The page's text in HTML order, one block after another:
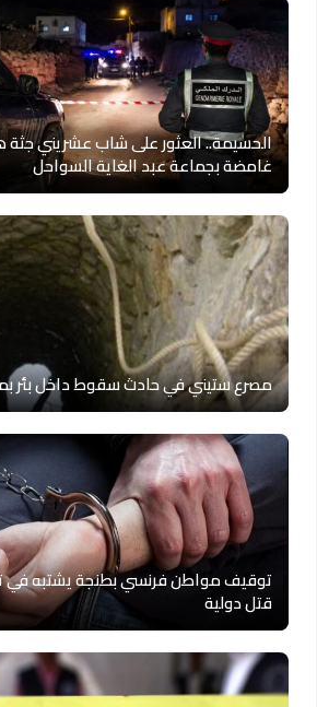
الحسيمة.. العثور على شاب عشريني
غامضة بجماعة عبد الغاية السواحل
مصرع ستيني في حادث سقوط داخل بئر
توقيف مواطن فرنسي بطنجة يشتبه في
قتل دولية